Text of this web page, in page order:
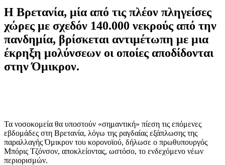
Η Βρετανία, μία από τις πλέον πληγείσες
χώρες με σχεδόν 140.000 νεκρούς από την
πανδημία, βρίσκεται αντιμέτωπη με μια
έκρηξη μολύνσεων οι οποίες αποδίδονται
στην Όμικρον.
Τα νοσοκομεία θα υποστούν «σημαντική» πίεση τις επόμενες
εβδομάδες στη Βρετανία, λόγω της ραγδαίας εξάπλωσης της
παραλλαγής Όμικρον του κορονοϊού, δήλωσε ο πρωθυπουργός
Μπόρις Τζόνσον, αποκλείοντας, ωστόσο, το ενδεχόμενο νέων
περιορισμών.